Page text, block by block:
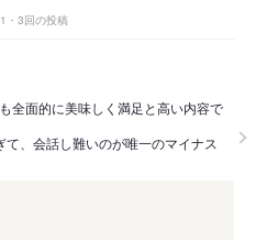
・3回の投稿
全面的に美味しく満足と高い内容で
、会話し難いのが唯一のマイナス